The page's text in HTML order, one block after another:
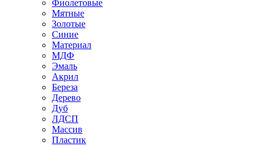
Фиолетовые
Мятные
Золотые
Синие
Материал
МДФ
Эмаль
Акрил
Береза
Дерево
Дуб
ЛДСП
Массив
Пластик